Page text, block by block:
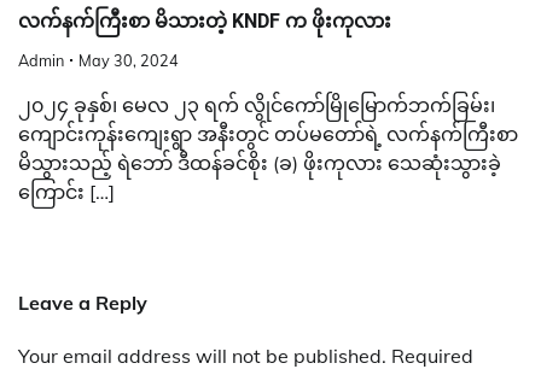
လက်နက်ကြီးစာ မိသားတဲ့ KNDF က ဖိုးကုလား
Admin May 30, 2024
၂၀၂၄ ခုနှစ်၊ မေလ ၂၃ ရက် လွိုင်ကော်မြိုမြောက်ဘက်ခြမ်း၊
ကျောင်းကုန်းကျေးရွာ အနီးတွင် တပ်မတော်ရဲ့ လက်နက်ကြီးစာ
မိသွားသည့် ရဲဘော် ဒီထန်ခင်စိုး (ခ) ဖိုးကုလား သေဆုံးသွားခဲ့
ကြောင်း […]
Leave a Reply
Your email address will not be published. Required